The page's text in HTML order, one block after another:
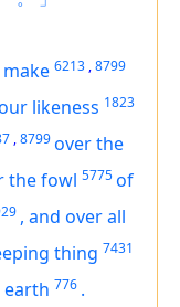
make 6213 ,8799
likeness 1823
,8799over the
the fowl 5775of
, and over all
thing 7431
earth 776 .